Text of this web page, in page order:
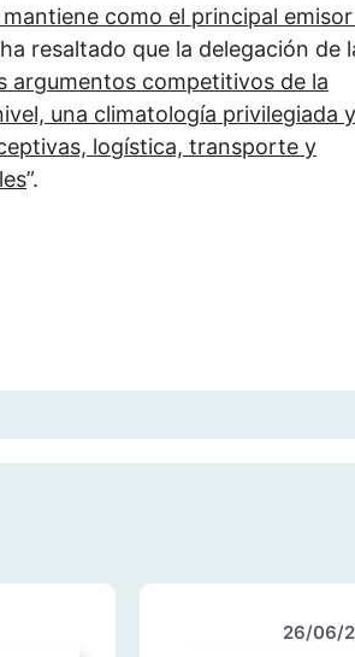
como el principal
resaltado que la delegación de
argumentos competitivos de la
una climatología privilegiada
logística, transporte y
”.
26/06/